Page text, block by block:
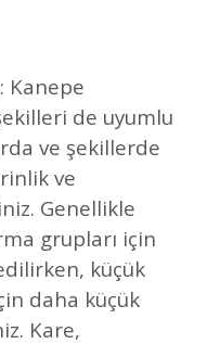
Kanepe
de uyumlu
ve şekillerde
ve
Genellikle
grupları için
küçük
daha küçük
Kare,